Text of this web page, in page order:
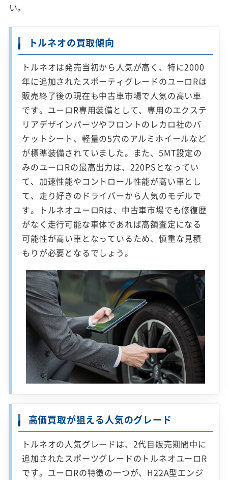
い。
トルネオの買取傾向
トルネオは発売当初から人気が高く、特に2000
年に追加されたスポーティグレードのユーロRは
販売終了後の現在も中古車市場で人気の高い車
です。ユーロR専用装備として、専用のエクステ
リアデザインパーツやフロントのレカロ社のバ
ケットシート、軽量の5穴のアルミホイールなど
が標準装備されていました。また、5MT設定の
みのユーロRの最高出力は、220PSとなってい
て、加速性能やコントロール性能が高い車とし
て、走り好きのドライバーから人気のモデルで
す。トルネオユーロRは、中古車市場でも修復歴
がなく走行可能な車体であれば高額査定になる
可能性が高い車となっているため、慎重な見積
もりが必要となるでしょう。
高価買取が狙える人気のグレード
トルネオの人気グレードは、2代目販売期間中に
追加されたスポーツグレードのトルネオユーロR
です。ユーロRの特徴の一つが、H22A型エンジ